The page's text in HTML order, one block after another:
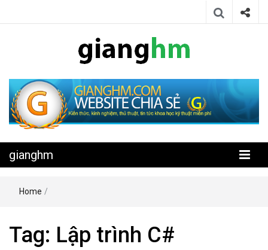
gianghm
kỹ thuật miễn phí
gianghm
Home /
Tag: Lập trình C#